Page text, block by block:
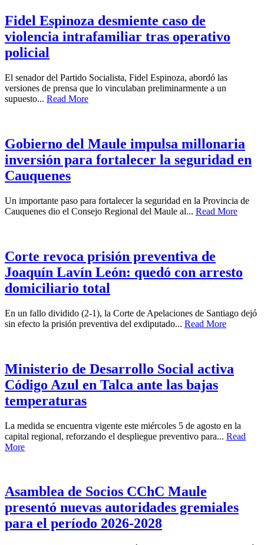
Fidel Espinoza desmiente caso de
violencia intrafamiliar tras operativo
policial
El senador del Partido Socialista, Fidel Espinoza, abordó las
versiones de prensa que lo vinculaban preliminarmente a un
supuesto... Read More
Gobierno del Maule impulsa millonaria
inversión para fortalecer la seguridad en
Cauquenes
Un importante paso para fortalecer la seguridad en la Provincia de
Cauquenes dio el Consejo Regional del Maule al... Read More
Corte revoca prisión preventiva de
Joaquín Lavín León: quedó con arresto
domiciliario total
En un fallo dividido (2-1), la Corte de Apelaciones de Santiago dejó
sin efecto la prisión preventiva del exdiputado... Read More
Ministerio de Desarrollo Social activa
Código Azul en Talca ante las bajas
temperaturas
La medida se encuentra vigente este miércoles 5 de agosto en la
capital regional, reforzando el despliegue preventivo para... Read
More
Asamblea de Socios CChC Maule
presentó nuevas autoridades gremiales
para el período 2026-2028